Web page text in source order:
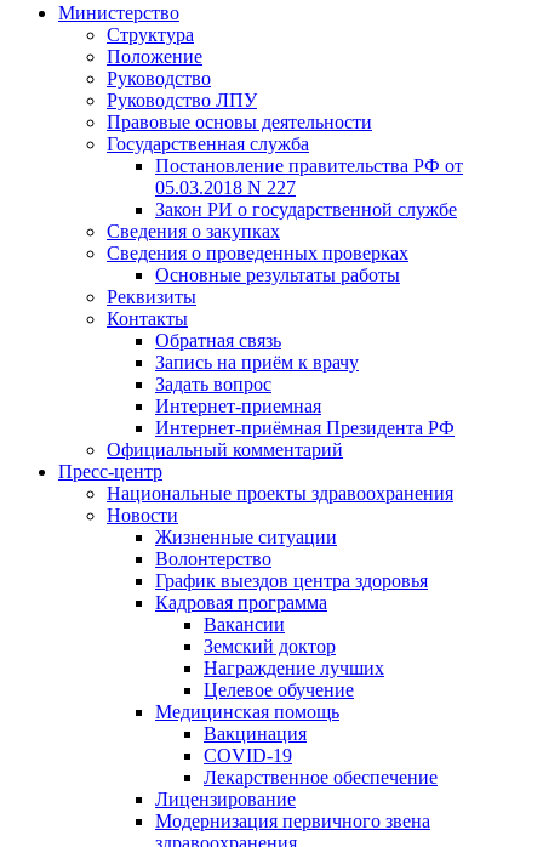
Министерство
Структура
Положение
Руководство
Руководство ЛПУ
Правовые основы деятельности
Государственная служба
Постановление правительства РФ от
05.03.2018 N 227
Закон РИ о государственной службе
Сведения о закупках
Сведения о проведенных проверках
Основные результаты работы
Реквизиты
Контакты
Обратная связь
Запись на приём к врачу
Задать вопрос
Интернет-приемная
Интернет-приёмная Президента РФ
Официальный комментарий
Пресс-центр
Национальные проекты здравоохранения
Новости
Жизненные ситуации
Волонтерство
График выездов центра здоровья
Кадровая программа
Вакансии
Земский доктор
Награждение лучших
Целевое обучение
Медицинская помощь
Вакцинация
COVID-19
Лекарственное обеспечение
Лицензирование
Модернизация первичного звена
здравоохранения